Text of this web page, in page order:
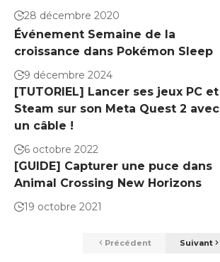
28 décembre 2020
Événement Semaine de la
croissance dans Pokémon Sleep
9 décembre 2024
[TUTORIEL] Lancer ses jeux PC et
Steam sur son Meta Quest 2 avec
un câble !
6 octobre 2022
[GUIDE] Capturer une puce dans
Animal Crossing New Horizons
19 octobre 2021
Précédent Suivant